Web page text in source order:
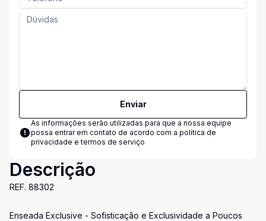
Enviar
As informações serão utilizadas para que a nossa equipe
possa entrar em contato de acordo com a política de
privacidade e termos de serviço
Descrição
REF. 88302
Enseada Exclusive - Sofisticação e Exclusividade a Poucos